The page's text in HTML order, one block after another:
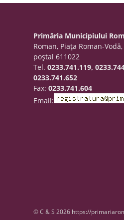
Primăria Municipiului
Roman, Piaţa Roman-
poştal 611022
Tel.0233.741.119,
0233.741.652
Fax:0233.741.604
Email:
© C & S 2026 https://